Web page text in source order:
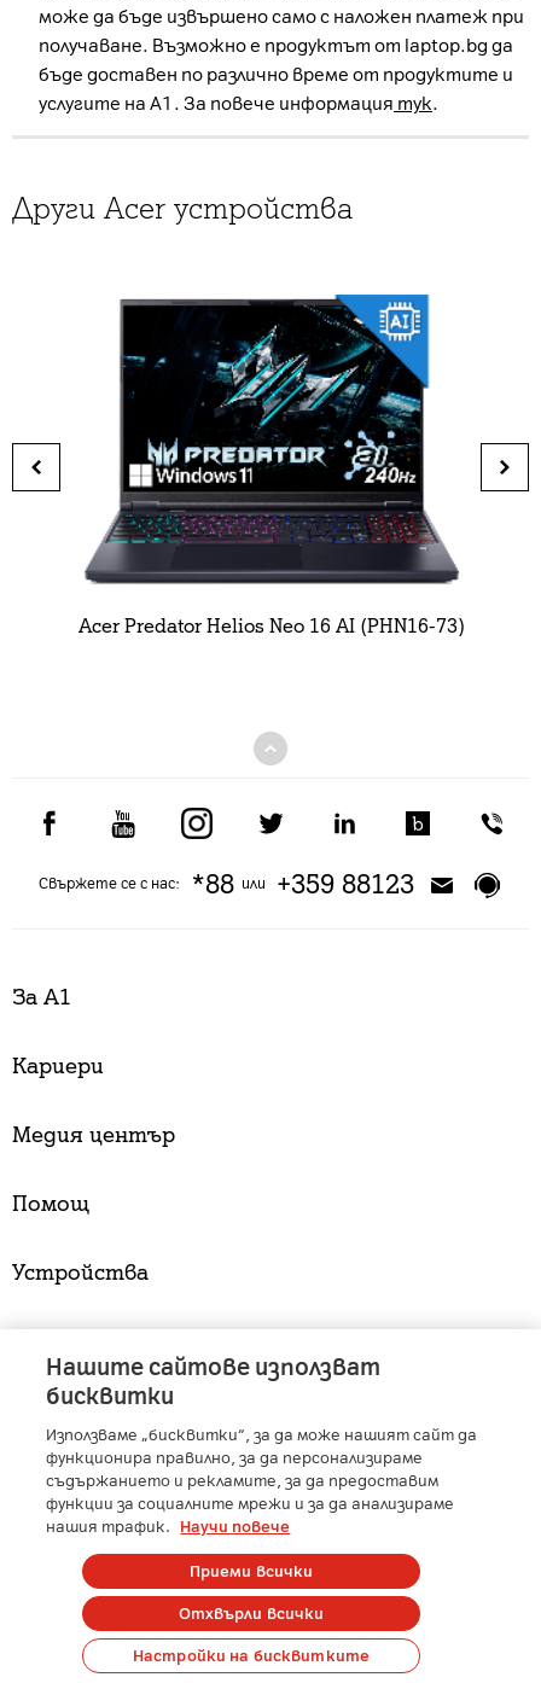
може да бъде извършено само с наложен платеж при
получаване. Възможно е продуктът от laptop.bg да
бъде доставен по различно време от продуктите и
услугите на А1. За повече информация тук.
Други Acer устройства
Acer Predator Helios Neo 16 AI (PHN16-73)
Свържете се с нас: *88или +359 88123
За А1
Кариери
Медия център
Помощ
Устройства
A1 Austria - A1 Croatia - A1 Serbia - A1 Belarus
A1 Bulgaria
- A1 Macedonia - A1 Slovenia
A1 Digital
- Member of A1 Group
Copyright © 2025 А1 България. | Protected by reCAPTCHA
Сметка Общи условия
Управление на лични данни
Карти на покритие Профилактики и аварии
Нашите сайтове използват
бисквитки
Използваме „бисквитки“, за да може нашият сайт да
функционира правилно, за да персонализираме
съдържанието и рекламите, за да предоставим
функции за социалните мрежи и за да анализираме
нашия трафик.
Научи повече
Настройки на бисквитките
Отхвърли всички
Приеми всички